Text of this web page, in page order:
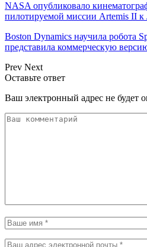
NASA опубликовало
пилотируемой миссии Artemis II к
Boston Dynamics научила робота
представила коммерческую
Prev Next
Оставьте ответ
Ваш электронный адрес не будет